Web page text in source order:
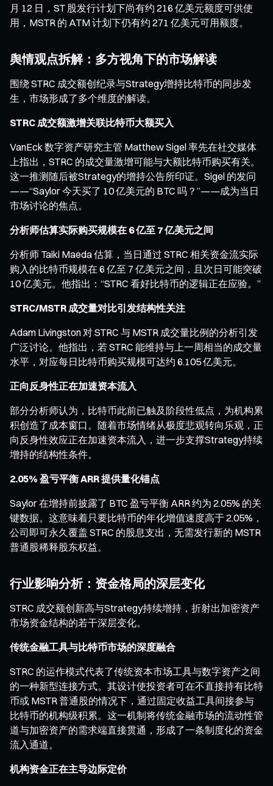
月 12 日，ST 股发行计划下尚有约 216 亿美元额度可供使
用，MSTR 的 ATM 计划下仍有约 271 亿美元可用额度。
舆情观点拆解：多方视角下的市场解读
围绕 STRC 成交额创纪录与Strategy增持比特币的同步发
生，市场形成了多个维度的解读。
STRC 成交额激增关联比特币大额买入
VanEck 数字资产研究主管 Matthew Sigel 率先在社交媒体
上指出，STRC 的成交量激增可能与大额比特币购买有关。
这一推测随后被Strategy的增持公告所印证。Sigel 的发问
——“Saylor 今天买了 10 亿美元的 BTC 吗？”——成为当日
市场讨论的焦点。
分析师估算实际购买规模在 6 亿至 7 亿美元之间
分析师 Taiki Maeda 估算，当日通过 STRC 相关资金流实际
购入的比特币规模在 6 亿至 7 亿美元之间，且次日可能突破
10 亿美元。他指出：“STRC 看好比特币的逻辑正在应验。”
STRC/MSTR 成交量对比引发结构性关注
Adam Livingston 对 STRC 与 MSTR 成交量比例的分析引发
广泛讨论。他指出，若 STRC 能维持与上一周相当的成交量
水平，对应每日比特币购买规模可达约 6.105 亿美元。
正向反身性正在加速资本流入
部分分析师认为，比特币此前已触及阶段性低点，为机构累
积创造了成本窗口。随着市场情绪从极度悲观转向乐观，正
向反身性效应正在加速资本流入，进一步支撑Strategy持续
增持的结构性条件。
2.05% 盈亏平衡 ARR 提供量化锚点
Saylor 在增持前披露了 BTC 盈亏平衡 ARR 约为 2.05% 的关
键数据。这意味着只要比特币的年化增值速度高于 2.05%，
公司即可永久覆盖 STRC 的股息支出，无需发行新的 MSTR
普通股稀释股东权益。
行业影响分析：资金格局的深层变化
STRC 成交额创新高与Strategy持续增持，折射出加密资产
市场资金结构的若干深层变化。
传统金融工具与比特币市场的深度融合
STRC 的运作模式代表了传统资本市场工具与数字资产之间
的一种新型连接方式。其设计使投资者可在不直接持有比特
币或 MSTR 普通股的情况下，通过固定收益工具间接参与
比特币的机构级积累。这一机制将传统金融市场的流动性管
道与加密资产的需求端直接贯通，形成了一条制度化的资金
流入通道。
机构资金正在主导边际定价